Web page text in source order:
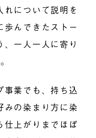
れについて説明を
歩んできたストー
、一人一人に寄り
事業でも、持ち込
みの染まり方に染
仕上がりまでほぼ